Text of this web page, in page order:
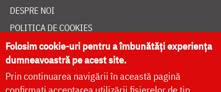
DESPRE NOI
POLITICA DE COOKIES
DONEAZĂ ONLINE PENTRU CATEDRALA NAȚIONALĂ
LIVE
Folosim cookie-uri pentru a îmbunătăți experiența
dumneavoastră pe acest site.
Prin continuarea navigării în această pagină